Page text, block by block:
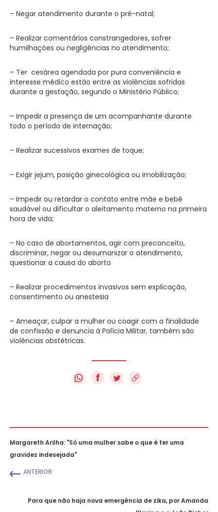
– Negar atendimento durante o pré-natal;
– Realizar comentários constrangedores, sofrer
humilhações ou negligências no atendimento;
– Ter cesárea agendada por pura conveniência e
interesse médico estão entre as violências sofridas
durante a gestação, segundo o Ministério Público;
– Impedir a presença de um acompanhante durante
todo o período de internação;
– Realizar sucessivos exames de toque;
– Exigir jejum, posição ginecológica ou imobilização;
– Impedir ou retardar o contato entre mãe e bebê
saudável ou dificultar o aleitamento materno na primeira
hora de vida;
– No caso de abortamentos, agir com preconceito,
discriminar, negar ou desumanizar o atendimento,
questionar a causa do aborto
– Realizar procedimentos invasivos sem explicação,
consentimento ou anestesia
– Ameaçar, culpar a mulher ou coagir com a finalidade
de confissão e denuncia à Polícia Militar, também são
violências obstétricas.
f
Margareth Arilha: "Só uma mulher sabe o que é ter uma
gravidez indesejada"
ANTERIOR
Para que não haja nova emergência de zika, por Amanda